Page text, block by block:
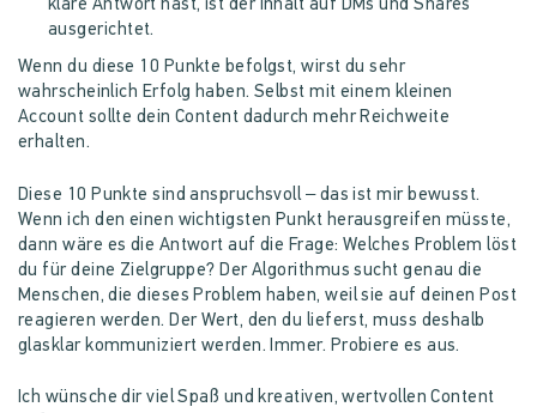
klare Antwort hast, ist der Inhalt auf DMs und Shares
ausgerichtet.
Wenn du diese 10 Punkte befolgst, wirst du sehr
wahrscheinlich Erfolg haben. Selbst mit einem kleinen
Account sollte dein Content dadurch mehr Reichweite
erhalten.
Diese 10 Punkte sind anspruchsvoll – das ist mir bewusst.
Wenn ich den einen wichtigsten Punkt herausgreifen müsste,
dann wäre es die Antwort auf die Frage: Welches Problem löst
du für deine Zielgruppe? Der Algorithmus sucht genau die
Menschen, die dieses Problem haben, weil sie auf deinen Post
reagieren werden. Der Wert, den du lieferst, muss deshalb
glasklar kommuniziert werden. Immer. Probiere es aus.
Ich wünsche dir viel Spaß und kreativen, wertvollen Content